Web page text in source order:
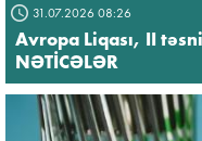
31.07.2026 08:26
Avropa Liqası, II
NƏTİCƏLƏR